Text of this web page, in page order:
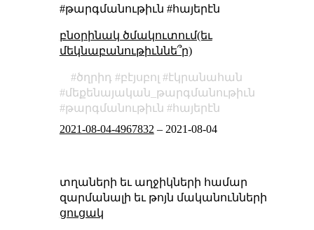
#թարգմանութիւն #հայերէն
բնօրինակ ծմակուտում(եւ
մեկնաբանութիւննե՞ր)
ծղրիդ բէյսբոլ
էկրանահան
մեքենայական_թարգմանութիւն
թարգմանութիւն
հայերէն
2021-08-04-4967832 – 2021-08-04
տղաների եւ աղջիկների համար
զարմանալի եւ թոյն մականունների
ցուցակ